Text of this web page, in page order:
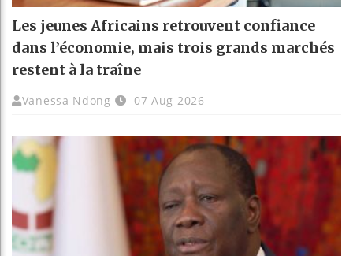
Les jeunes Africains retrouvent confiance
dans l’économie, mais trois grands marchés
restent à la traîne
Vanessa Ndong 07 Aug 2026